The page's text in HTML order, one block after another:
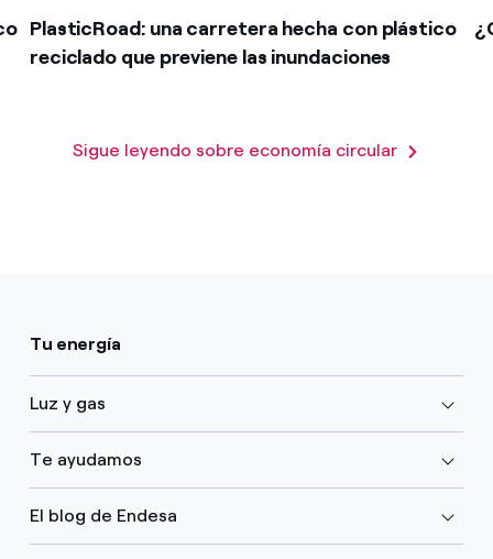
PlasticRoad: una carretera hecha con plástico
reciclado que previene las inundaciones
Sigue leyendo sobre economía circular
Tu energía
Luz y gas
Te ayudamos
El blog de Endesa